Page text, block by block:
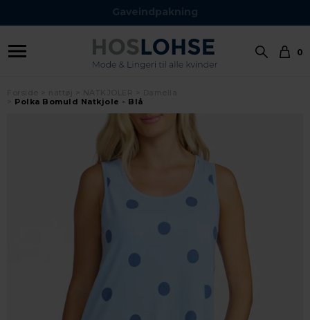
Gaveindpakning
0
Polka Bomuld Natkjole - Blå